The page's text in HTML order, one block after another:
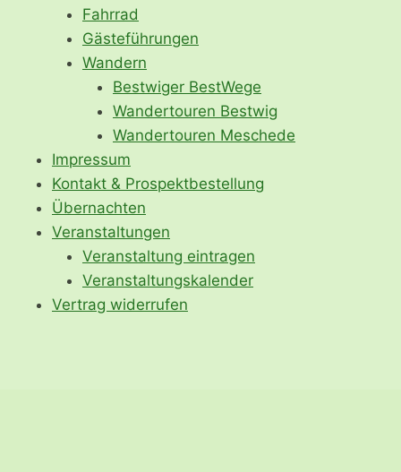
Fahrrad
Gästeführungen
Wandern
Bestwiger BestWege
Wandertouren Bestwig
Wandertouren Meschede
Impressum
Kontakt & Prospektbestellung
Übernachten
Veranstaltungen
Veranstaltung eintragen
Veranstaltungskalender
Vertrag widerrufen